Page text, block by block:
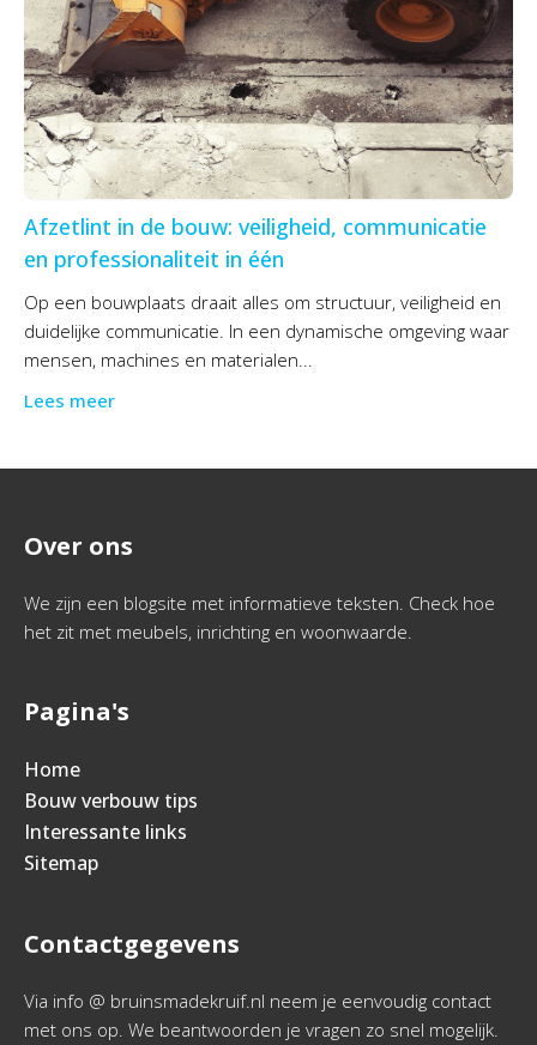
Afzetlint in de bouw: veiligheid, communicatie
en professionaliteit in één
Op een bouwplaats draait alles om structuur, veiligheid en
duidelijke communicatie. In een dynamische omgeving waar
mensen, machines en materialen...
Lees meer
Over ons
We zijn een blogsite met informatieve teksten. Check hoe
het zit met meubels, inrichting en woonwaarde.
Pagina's
Home
Bouw verbouw tips
Interessante links
Sitemap
Contactgegevens
Via info @ bruinsmadekruif.nl neem je eenvoudig contact
met ons op. We beantwoorden je vragen zo snel mogelijk.